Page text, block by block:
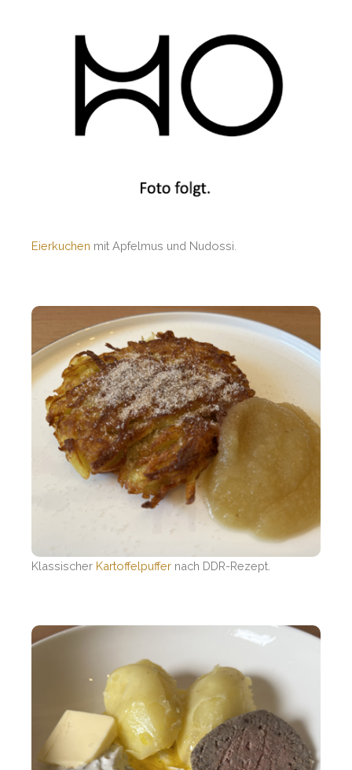
Eierkuchen mit Apfelmus und Nudossi.
Klassischer Kartoffelpuffer nach DDR-Rezept.